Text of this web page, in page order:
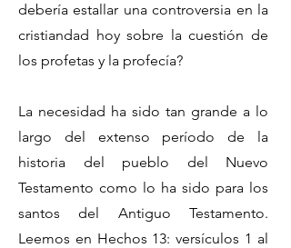
debería estallar una controversia en la
cristiandad hoy sobre la cuestión de
los profetas y la profecía?
La necesidad ha sido tan grande a lo
largo del extenso período de la
historia del pueblo del Nuevo
Testamento como lo ha sido para los
santos del Antiguo Testamento.
Leemos en Hechos 13: versículos 1 al